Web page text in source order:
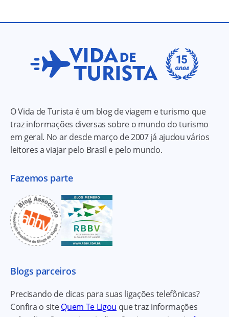
O Vida de Turista é um blog de viagem e turismo que
traz informações diversas sobre o mundo do turismo
em geral. No ar desde março de 2007 já ajudou vários
leitores a viajar pelo Brasil e pelo mundo.
Fazemos parte
Blogs parceiros
Precisando de dicas para suas ligações telefônicas?
Confira o siteQuem Te Ligou que traz informações